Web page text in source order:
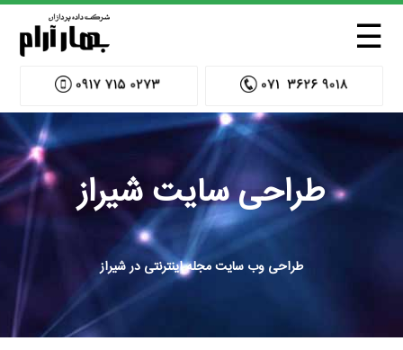
☰
طراحی سایت شیراز
طراحی وب سایت مجله اینترنتی در شیراز